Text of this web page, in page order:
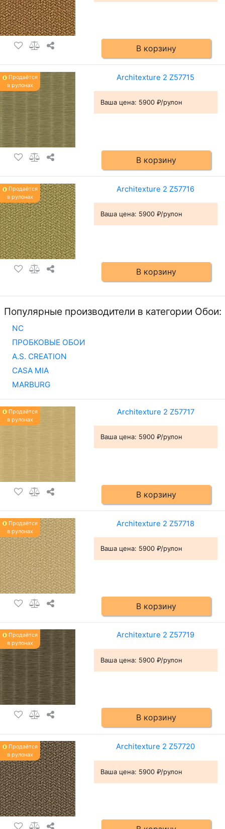
В корзину
Продаётся
в рулонах
Architexture 2 Z57715
Ваша цена: 5900 ₽/рулон
В корзину
Продаётся
в рулонах
Architexture 2 Z57716
Ваша цена: 5900 ₽/рулон
В корзину
Популярные производители в категории Обои:
NC
ПРОБКОВЫЕ ОБОИ
A.S. CREATION
CASA MIA
MARBURG
Продаётся
в рулонах
Architexture 2 Z57717
Ваша цена: 5900 ₽/рулон
В корзину
Продаётся
в рулонах
Architexture 2 Z57718
Ваша цена: 5900 ₽/рулон
В корзину
Продаётся
в рулонах
Architexture 2 Z57719
Ваша цена: 5900 ₽/рулон
В корзину
Продаётся
в рулонах
Architexture 2 Z57720
Ваша цена: 5900 ₽/рулон